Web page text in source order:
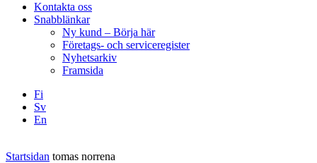
Kontakta oss
Snabblänkar
Ny kund – Börja här
Företags- och serviceregister
Nyhetsarkiv
Framsida
Fi
Sv
En
Startsidan tomas norrena